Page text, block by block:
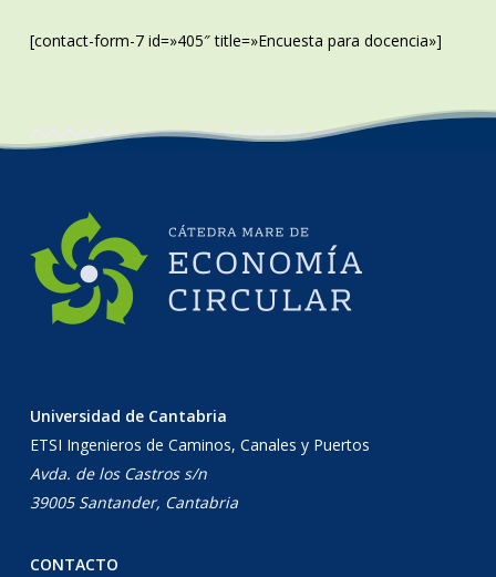
[contact-form-7 id=»405″ title=»Encuesta para docencia»]
Universidad de Cantabria
ETSI Ingenieros de Caminos, Canales y Puertos
Avda. de los Castros s/n
39005 Santander, Cantabria
CONTACTO